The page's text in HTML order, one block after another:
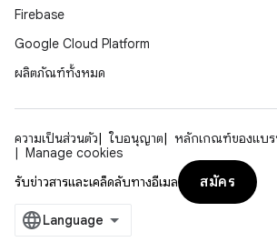
Firebase
Google Cloud Platform
ผลิตภัณฑ์ทั้งหมด
ความเป็นส่วนตัว ใบอนุญาต
หลักเกณฑ์ของแบ
Manage cookies
รับข่าวสารและเคล็ดลับทางอีเมล
สมัคร